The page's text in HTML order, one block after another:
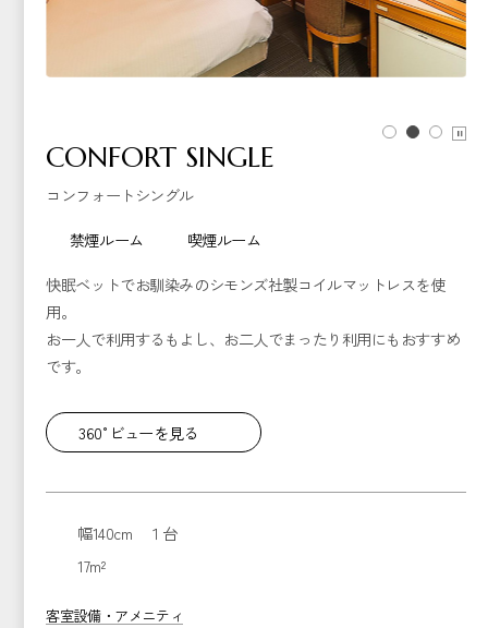
CONFORT SINGLE
コンフォートシングル
禁煙ルーム
喫煙ルーム
快眠ベットでお馴染みのシモンズ社製コイルマットレスを使
用。
お一人で利用するもよし、お二人でまったり利用にもおすすめ
です。
360°ビューを見る
幅140cm １台
17m²
客室設備・アメニティ